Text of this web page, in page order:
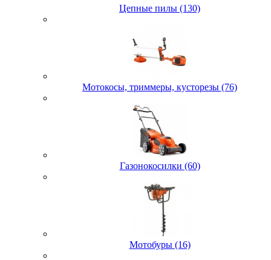
Цепные пилы (130)
Мотокосы, триммеры, кусторезы (76)
Газонокосилки (60)
Мотобуры (16)